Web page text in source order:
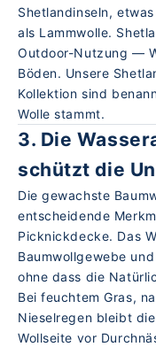
Shetlandinseln,
als Lammwolle.
Outdoor-Nutzung —
Böden. Unsere
Kollektion sind
Wolle stammt.
3. Die
schützt die
Die gewachste
entscheidende
Picknickdecke. Das
Baumwollgewebe
ohne dass die
Bei feuchtem Gras,
Nieselregen bleibt
Wollseite vor